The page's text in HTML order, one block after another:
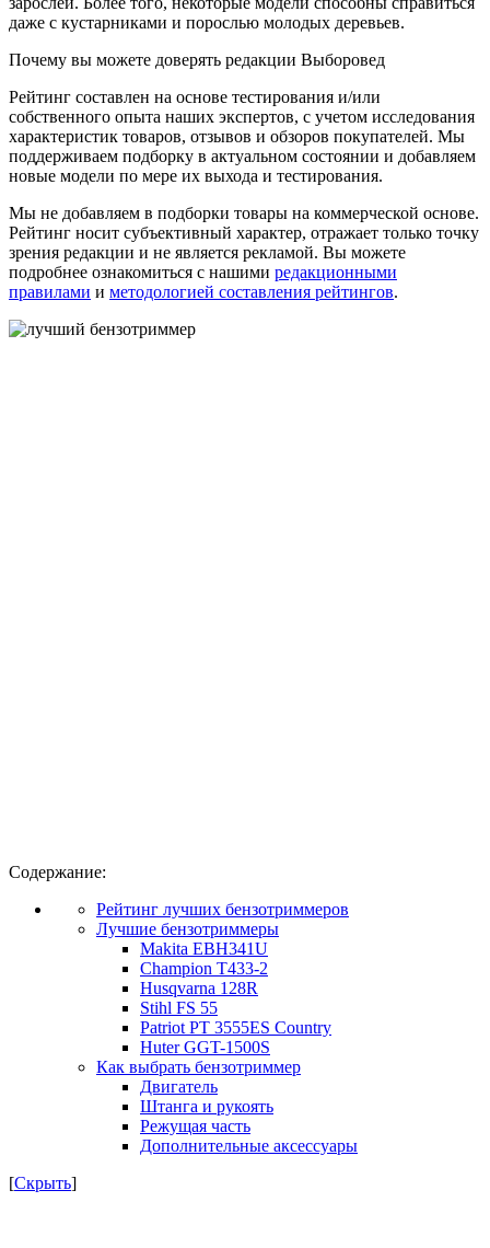
даже с кустарниками и порослью молодых деревьев.
Почему вы можете доверять редакции Выборовед
Рейтинг составлен на основе тестирования и/или
собственного опыта наших экспертов, с учетом исследования
характеристик товаров, отзывов и обзоров покупателей. Мы
поддерживаем подборку в актуальном состоянии и добавляем
новые модели по мере их выхода и тестирования.
Мы не добавляем в подборки товары на коммерческой основе.
Рейтинг носит субъективный характер, отражает только точку
зрения редакции и не является рекламой. Вы можете
подробнее ознакомиться с нашими редакционными
правилами и методологией составления рейтингов.
Содержание:
Рейтинг лучших бензотриммеров
Лучшие бензотриммеры
Makita EBH341U
Champion T433-2
Husqvarna 128R
Stihl FS 55
Patriot PT 3555ES Country
Huter GGT-1500S
Как выбрать бензотриммер
Двигатель
Штанга и рукоять
Режущая часть
Дополнительные аксессуары
[Скрыть]